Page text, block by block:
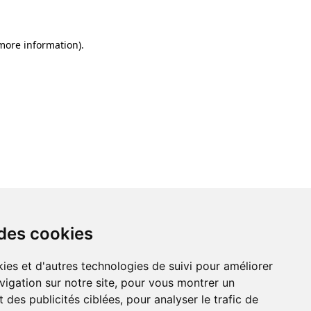
cookies
et d'autres technologies de suivi pour améliorer
sur notre site, pour vous montrer un
des publicités ciblées, pour analyser le trafic de
information).